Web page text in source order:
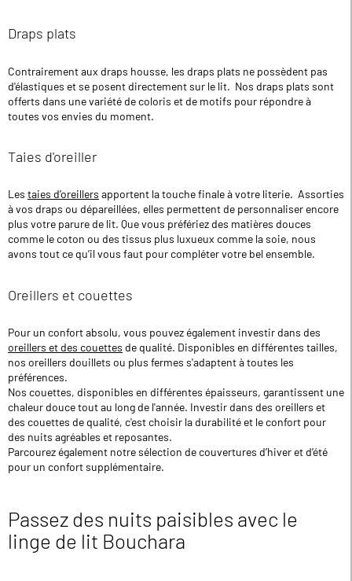
Draps plats
Contrairement aux draps housse, les draps plats ne possèdent pas
d'élastiques et se posent directement sur le lit. Nos draps plats sont
offerts dans une variété de coloris et de motifs pour répondre à
toutes vos envies du moment.
Taies d'oreiller
Les taies d’oreillers apportent la touche finale à votre literie. Assorties
à vos draps ou dépareillées, elles permettent de personnaliser encore
plus votre parure de lit. Que vous préfériez des matières douces
comme le coton ou des tissus plus luxueux comme la soie, nous
avons tout ce qu’il vous faut pour compléter votre bel ensemble.
Oreillers et couettes
Pour un confort absolu, vous pouvez également investir dans des
oreillers et des couettes de qualité. Disponibles en différentes tailles,
nos oreillers douillets ou plus fermes s'adaptent à toutes les
préférences.
Nos couettes, disponibles en différentes épaisseurs, garantissent une
chaleur douce tout au long de l'année. Investir dans des oreillers et
des couettes de qualité, c'est choisir la durabilité et le confort pour
des nuits agréables et reposantes.
Parcourez également notre sélection de couvertures d’hiver et d’été
pour un confort supplémentaire.
Passez des nuits paisibles avec le
linge de lit Bouchara